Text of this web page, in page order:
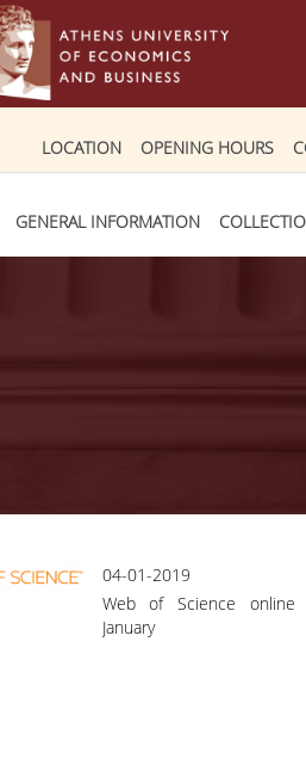
LOCATION OPENING HOURS
GENERAL INFORMATION
04-01-2019
Web of Science online
January